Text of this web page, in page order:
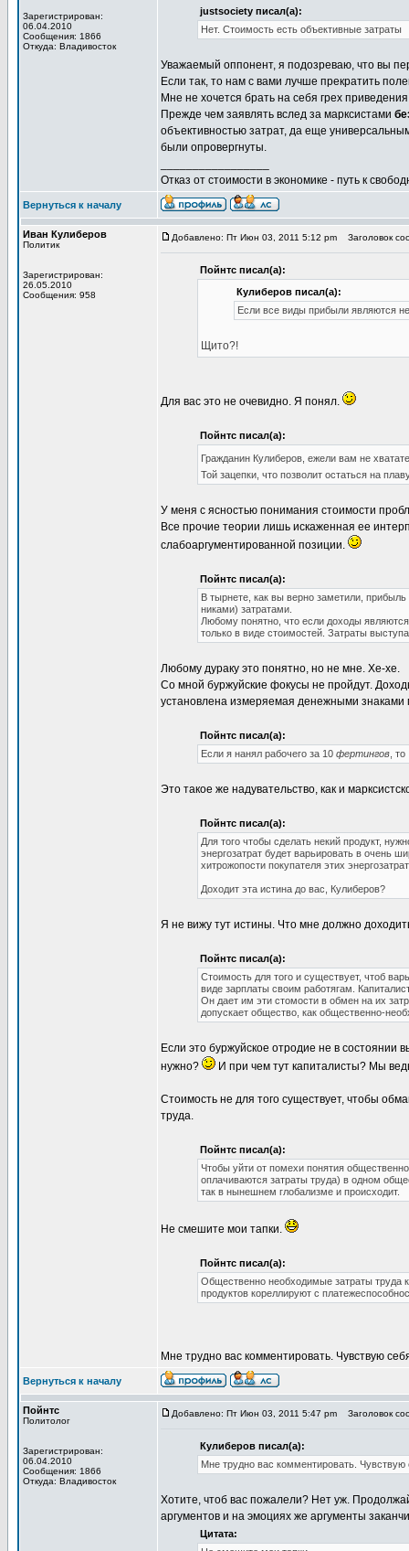
Зарегистрирован:
06.04.2010
Сообщения: 1866
Откуда: Владивосток
justsociety писал(а):
Нет. Стоимость есть объективные затраты
Уважаемый оппонент, я подозреваю, что вы
Если так, то нам с вами лучше прекратить
Мне не хочется брать на себя грех
Прежде чем заявлять вслед за марксистами
объективностью затрат, да еще
были опровергнуты.
Отказ от стоимости в экономике - путь к
Вернуться к началу
Иван Кулиберов
Политик
Зарегистрирован:
26.05.2010
Сообщения: 958
Добавлено: Пт Июн 03, 2011 5:12 pm Заголовок
Пойнтс писал(а):
Кулиберов писал(а):
Если все виды прибыли являются
Щито?!
Для вас это не очевидно. Я понял.
Пойнтс писал(а):
Гражданин Кулиберов, ежели вам не
Той зацепки, что позволит остаться на
У меня с ясностью понимания стоимости
Все прочие теории лишь искаженная ее
слабоаргументированной позиции.
Пойнтс писал(а):
В тырнете, как вы верно заметили,
никами) затратами.
Любому понятно, что если доходы
только в виде стоимостей. Затраты
Любому дураку это понятно, но не мне. Хе-хе.
Со мной буржуйские фокусы не пройдут.
установлена измеряемая денежными знаками
Пойнтс писал(а):
Если я нанял рабочего за 10 фертингов ,
Это такое же надувательство, как и
Пойнтс писал(а):
Для того чтобы сделать некий продукт,
энергозатрат будет варьировать в очень
хитрожопости покупателя этих
Доходит эта истина до вас, Кулиберов?
Я не вижу тут истины. Что мне должно
Пойнтс писал(а):
Стоимость для того и существует, чтоб
виде зарплаты своим работягам.
Он дает им эти стомости в обмен на их
допускает общество, как общественно-
Если это буржуйское отродие не в состоянии
нужно?
И при чем тут капиталисты? Мы
Стоимость не для того существует, чтобы
труда.
Пойнтс писал(а):
Чтобы уйти от помехи понятия
оплачиваются затраты труда) в одном
так в нынешнем глобализме и происходит.
Не смешите мои тапки.
Пойнтс писал(а):
Общественно необходимые затраты труда
продуктов кореллируют с
Мне трудно вас комментировать. Чувствую
Вернуться к началу
Пойнтс
Политолог
Зарегистрирован:
06.04.2010
Сообщения: 1866
Откуда: Владивосток
Добавлено: Пт Июн 03, 2011 5:47 pm Заголовок
Кулиберов писал(а):
Мне трудно вас комментировать.
Хотите, чтоб вас пожалели? Нет уж.
аргументов и на эмоциях же аргументы
Цитата: